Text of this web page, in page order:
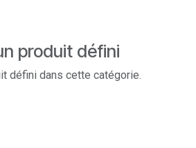
produit défini
défini dans cette catégorie.